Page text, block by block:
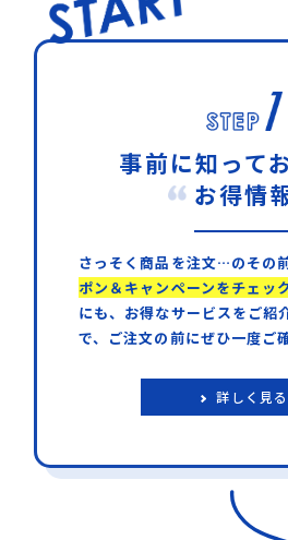
事前に知って
お得情
さっそく商品を注文…のその前
ポン＆キャンペーンをチェッ
にも、お得なサービスをご紹
で、ご注文の前にぜひ一度ご
詳しく見る